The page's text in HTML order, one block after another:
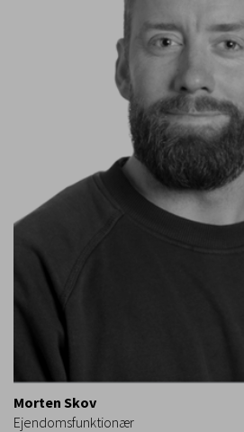
Morten Skov
Ejendomsfunktionær